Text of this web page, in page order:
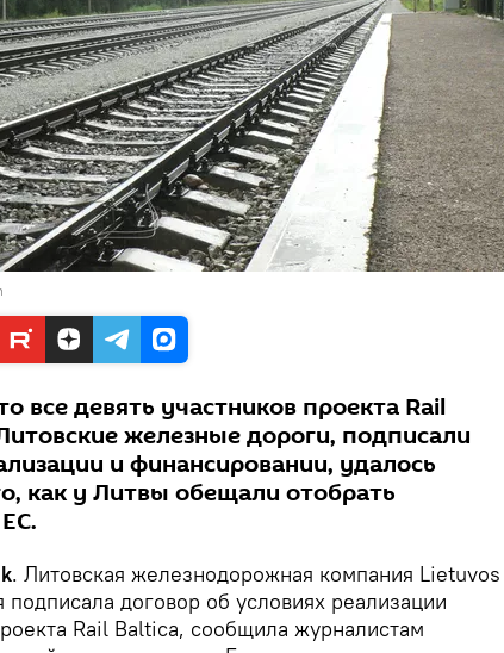
все девять участников проекта Rail
железные дороги, подписали
и финансировании, удалось
как у Литвы обещали отобрать
. Литовская железнодорожная компания Lietuvos
договор об условиях реализации
Rail Baltica, сообщила журналистам